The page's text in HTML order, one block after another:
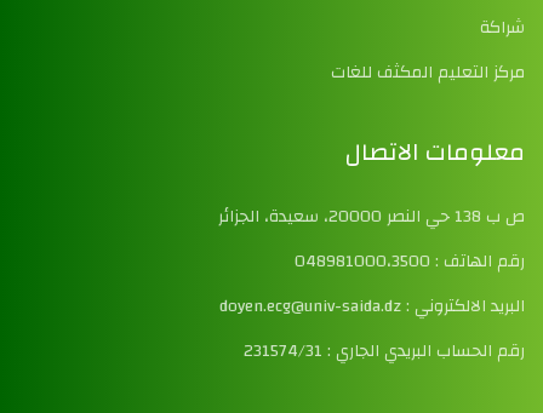
شراكة
مركز التعليم المكثف للغات
معلومات الاتصال
ص ب 138 حي النصر 20000، سعيدة، الجزائر
رقم الهاتف : 048981000،3500
البريد الالكتروني : doyen.ecg@univ-saida.dz
رقم الحساب البريدي الجاري : 231574/31